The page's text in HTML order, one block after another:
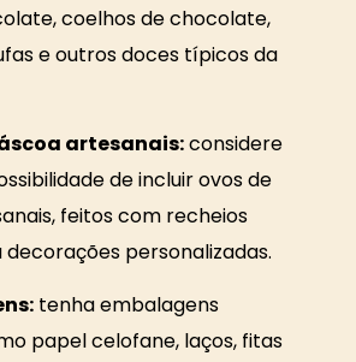
coelhos de chocolate,
e outros doces típicos da
artesanais:considere
de incluir ovos de
feitos com recheios
personalizadas.
tenha embalagens
papel celofane, laços, fitas